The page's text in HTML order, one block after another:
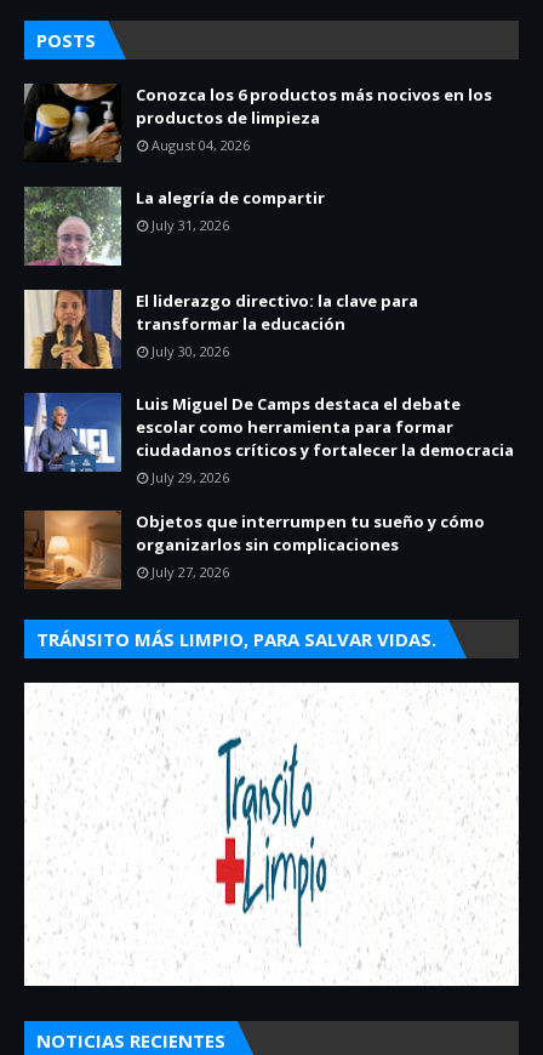
POSTS
Conozca los 6 productos más nocivos en los
productos de limpieza
August 04, 2026
La alegría de compartir
July 31, 2026
El liderazgo directivo: la clave para
transformar la educación
July 30, 2026
Luis Miguel De Camps destaca el debate
escolar como herramienta para formar
ciudadanos críticos y fortalecer la democracia
July 29, 2026
Objetos que interrumpen tu sueño y cómo
organizarlos sin complicaciones
July 27, 2026
TRÁNSITO MÁS LIMPIO, PARA SALVAR VIDAS.
NOTICIAS RECIENTES